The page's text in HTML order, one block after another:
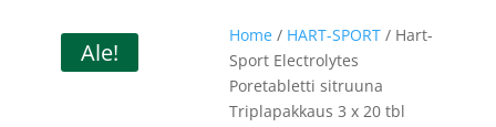
Ale!
Home / HART-SPORT / Hart-
Sport Electrolytes
Poretabletti sitruuna
Triplapakkaus 3 x 20 tbl